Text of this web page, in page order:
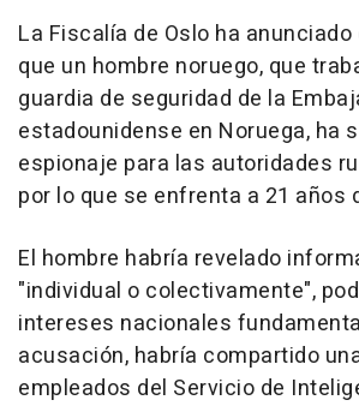
La Fiscalía de Oslo ha
que un hombre noruego, que
guardia de seguridad de la
estadounidense en Noruega, ha
espionaje para las autoridades
por lo que se enfrenta a 21 años
El hombre habría revelado
"individual o colectivamente",
intereses nacionales
acusación, habría compartido
empleados del Servicio de